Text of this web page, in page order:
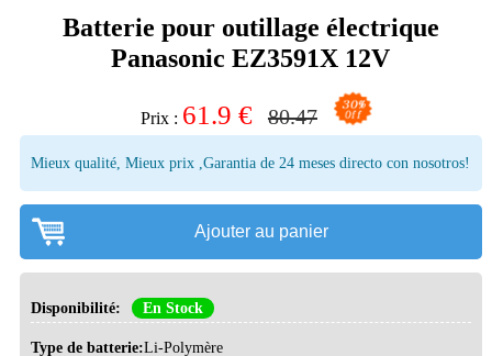
Batterie pour outillage électrique
Panasonic EZ3591X 12V
Prix : 61.9 € 80.47
Mieux qualité, Mieux prix ,Garantia de 24 meses directo con nosotros!
Ajouter au panier
Disponibilité: En Stock
Type de batterie:Li-Polymère